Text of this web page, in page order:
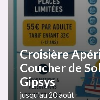
Croisière
Coucher de
Gipsys
jusqu'au 20 août